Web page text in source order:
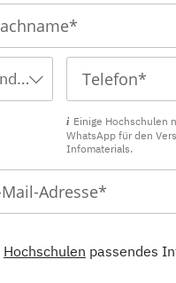
Ländervorwahl wählen ... *
Einige Hochschulen
WhatsApp für den
Infomaterials.
Hochschulen passendes